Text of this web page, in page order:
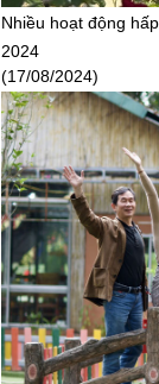
Thái Nguyên trong
(29/07/2024)